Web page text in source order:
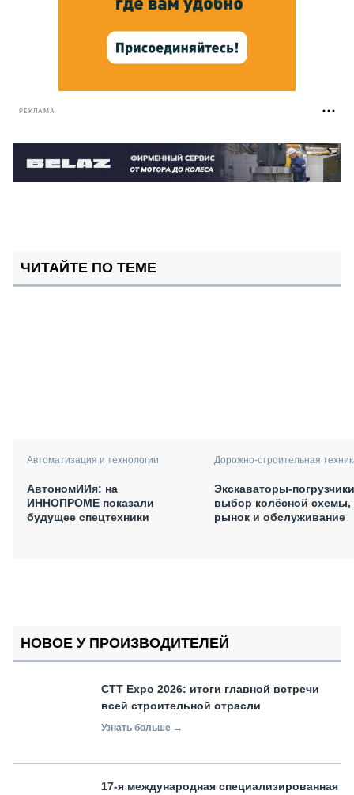
РЕКЛАМА
ЧИТАЙТЕ ПО ТЕМЕ
Автоматизация и технологии
АвтономИИя: на
ИННОПРОМЕ показали
будущее спецтехники
Дорожно-строительная
Экскаваторы-
выбор колёсной схемы,
рынок и обслуживание
НОВОЕ У ПРОИЗВОДИТЕЛЕЙ
СТТ Expo 2026: итоги главной встречи
всей строительной отрасли
Узнать больше →
17-я международная специализированная